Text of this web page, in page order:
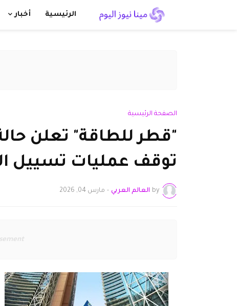
الرئيسية أخبار
الصفحة الرئيسية
"قطر للطاقة" تعلن
توقف عمليات تسييل
by العالم العربي - مارس 04, 2026